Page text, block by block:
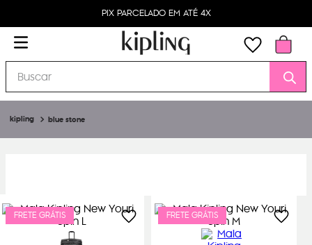
PIX PARCELADO EM ATÉ 4X
Buscar
blue stone
FRETE GRÁTIS FRETE GRÁTIS